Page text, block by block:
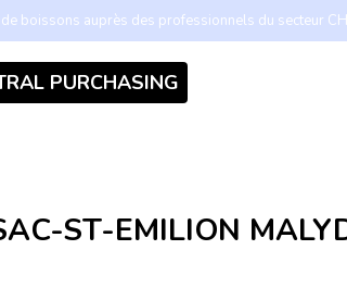
boissons auprès des professionnels du secteur
PURCHASING
ST-EMILION